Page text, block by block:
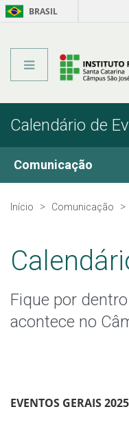
BRASIL
Calendário de
Comunicação
Fale Conosco
Calendário de Eventos
Notícias
Início Comunicação
Fique por
acontece no
EVENTOS GERAIS